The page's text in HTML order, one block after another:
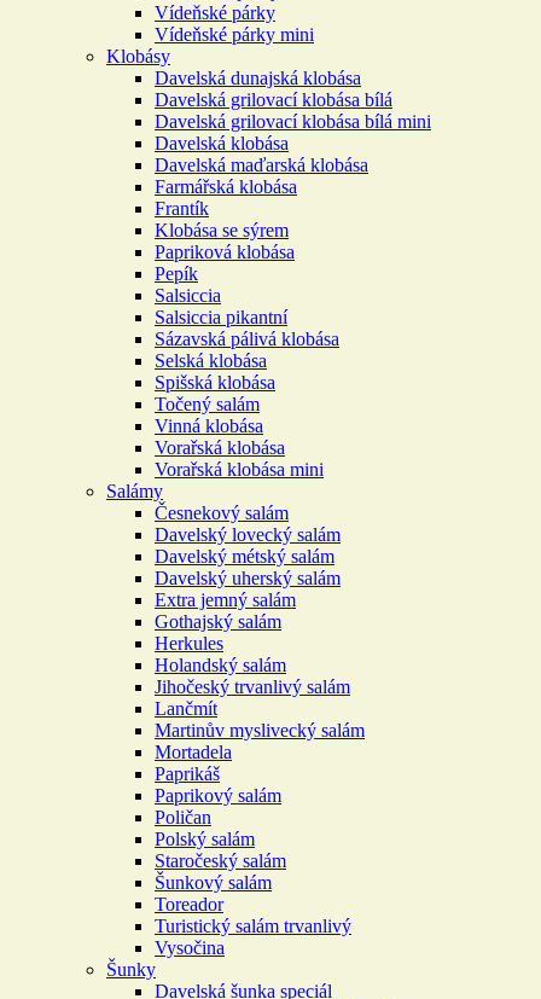
Vídeňské párky
Vídeňské párky mini
Klobásy
Davelská dunajská klobása
Davelská grilovací klobása bílá
Davelská grilovací klobása bílá mini
Davelská klobása
Davelská maďarská klobása
Farmářská klobása
Frantík
Klobása se sýrem
Papriková klobása
Pepík
Salsiccia
Salsiccia pikantní
Sázavská pálivá klobása
Selská klobása
Spišská klobása
Točený salám
Vinná klobása
Vorařská klobása
Vorařská klobása mini
Salámy
Česnekový salám
Davelský lovecký salám
Davelský métský salám
Davelský uherský salám
Extra jemný salám
Gothajský salám
Herkules
Holandský salám
Jihočeský trvanlivý salám
Lančmít
Martinův myslivecký salám
Mortadela
Paprikáš
Paprikový salám
Poličan
Polský salám
Staročeský salám
Šunkový salám
Toreador
Turistický salám trvanlivý
Vysočina
Šunky
Davelská šunka speciál